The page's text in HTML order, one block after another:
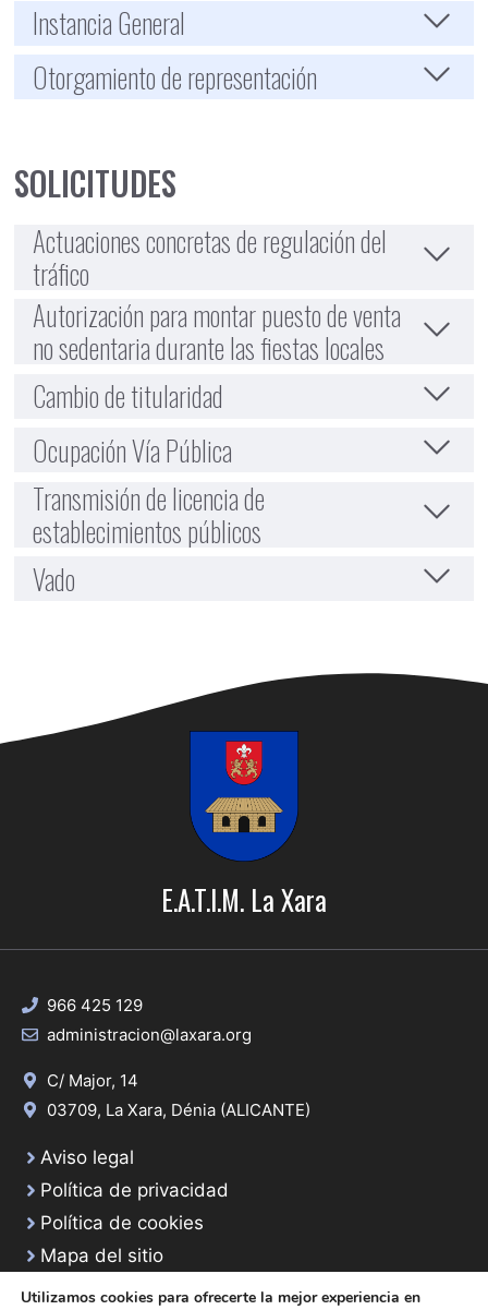
Instancia General
Otorgamiento de representación
SOLICITUDES
Actuaciones concretas de regulación del
tráfico
Autorización para montar puesto de venta
no sedentaria durante las fiestas locales
Cambio de titularidad
Ocupación Vía Pública
Transmisión de licencia de
establecimientos públicos
Vado
E.A.T.I.M. La Xara
966 425 129
administracion@laxara.org
C/ Major, 14
03709, La Xara, Dénia (ALICANTE)
Aviso legal
Política de privacidad
Política de cookies
Mapa del sitio
Utilizamos cookies para ofrecerte la mejor experiencia en